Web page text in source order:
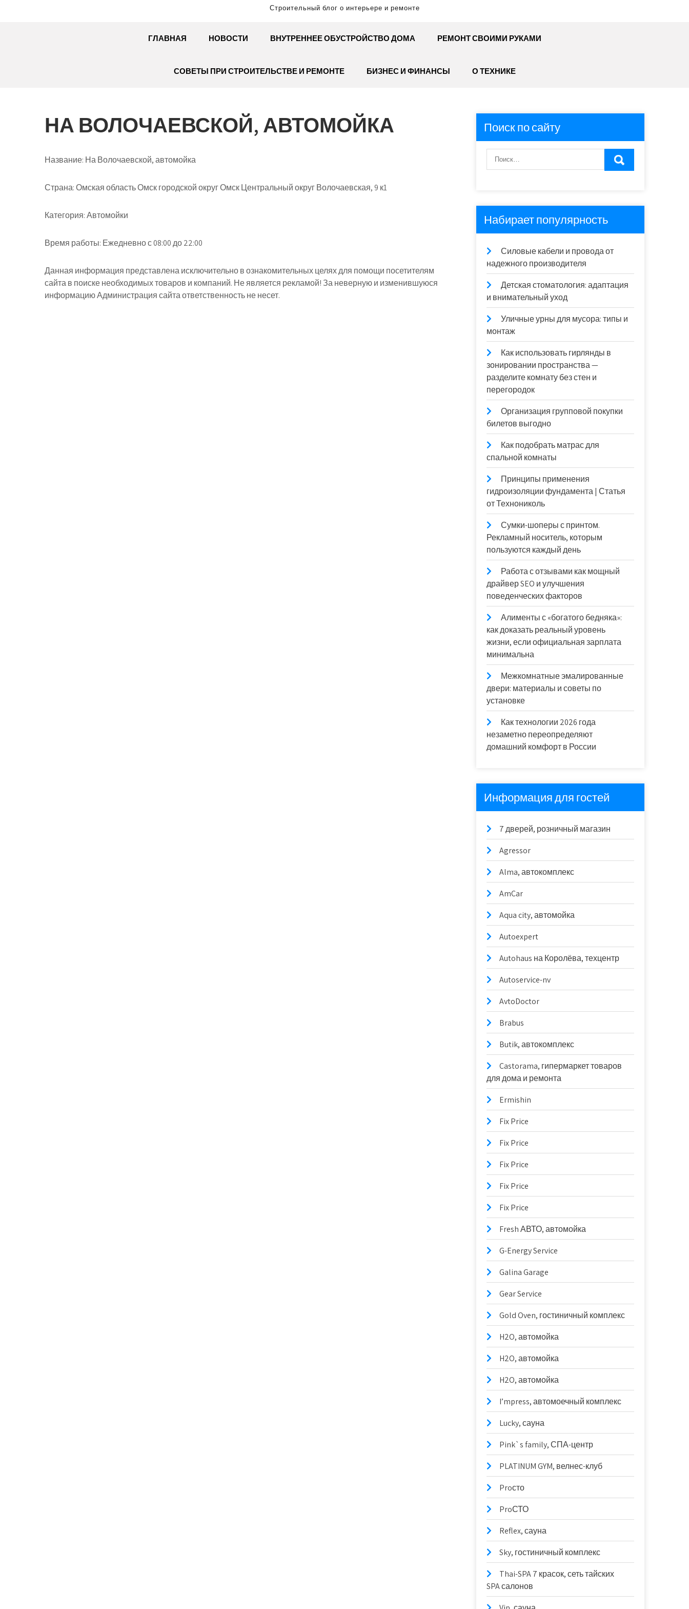
Строительный блог о интерьере и ремонте
ГЛАВНАЯ НОВОСТИ ВНУТРЕННЕЕ ОБУСТРОЙСТВО ДОМА РЕМОНТ СВОИМИ РУКАМИ
СОВЕТЫ ПРИ СТРОИТЕЛЬСТВЕ И РЕМОНТЕ БИЗНЕС И ФИНАНСЫ О ТЕХНИКЕ
НА ВОЛОЧАЕВСКОЙ, АВТОМОЙКА
Название: На Волочаевской, автомойка
Страна:Омская область Омск городской округ Омск Центральный округ Волочаевская, 9 к1
Категория:Автомойки
Время работы: Ежедневно с 08:00 до 22:00
Данная информация представлена исключительно в ознакомительных целях для помощи посетителям
сайта в поиске необходимых товаров и компаний. Не является рекламой! За неверную и изменившуюся
информацию Администрация сайта ответственность не несет.
Поиск по сайту
Набирает популярность
Силовые кабели и провода от
надежного производителя
Детская стоматология: адаптация
и внимательный уход
Уличные урны для мусора: типы и
монтаж
Как использовать гирлянды в
зонировании пространства —
разделите комнату без стен и
перегородок
Организация групповой покупки
билетов выгодно
Как подобрать матрас для
спальной комнаты
Принципы применения
гидроизоляции фундамента | Статья
от Технониколь
Сумки-шоперы с принтом.
Рекламный носитель, которым
пользуются каждый день
Работа с отзывами как мощный
драйвер SEO и улучшения
поведенческих факторов
Алименты с «богатого бедняка»:
как доказать реальный уровень
жизни, если официальная зарплата
минимальна
Межкомнатные эмалированные
двери: материалы и советы по
установке
Как технологии 2026 года
незаметно переопределяют
домашний комфорт в России
Информация для гостей
7 дверей, розничный магазин
Agressor
Alma, автокомплекс
AmCar
Aqua city, автомойка
Autoexpert
Autohaus на Королёва, техцентр
Autoservice-nv
AvtoDoctor
Brabus
Butik, автокомплекс
Castorama, гипермаркет товаров
для дома и ремонта
Ermishin
Fix Price
Fix Price
Fix Price
Fix Price
Fix Price
Fresh АВТО, автомойка
G-Energy Service
Galina Garage
Gear Service
Gold Oven, гостиничный комплекс
H2O, автомойка
H2O, автомойка
H2O, автомойка
I’mpress, автомоечный комплекс
Lucky, сауна
Pink`s family, СПА-центр
PLATINUM GYM, велнес-клуб
Proсто
ProСТО
Reflex, сауна
Sky, гостиничный комплекс
Thai-SPA 7 красок, сеть тайских
SPA салонов